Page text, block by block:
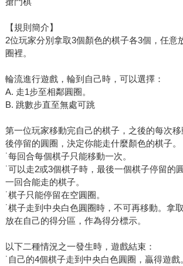
【規則簡介】
2位玩家分別拿取3個顏色的棋子各3個，任意
圈裡。
輪流進行遊戲，輪到自己時，可以選擇：
A. 走1步至相鄰圓圈。
B. 跳數步直至無處可跳
第一位玩家移動完自己的棋子，之後的每次
後停留的圓圈，決定你能走什麼顏色的棋子。
˙每回合每個棋子只能移動一次。
˙可以走2或3個棋子時，最後一個棋子停留的
一回合能走的棋子。
˙棋子只能停留在空圓圈。
˙棋子走到中央白色圓圈時，不可再移動。拿
放在自己的得分區，作為得分標示。
以下二種情況之一發生時，遊戲結束：
˙自己的4個棋子走到中央白色圓圈，贏得遊戲